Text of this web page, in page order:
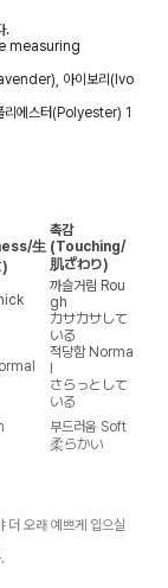
.
measuring
아이보리(Ivo
에스터(Polyester) 1
生
)
촉감
(Touching/
肌ざわり)
까슬거림 Rou
gh
カサカサして
いる
적당함 Norma
l
さらっとして
いる
부드러움 Soft
柔らかい
더 오래 예쁘게 입으실